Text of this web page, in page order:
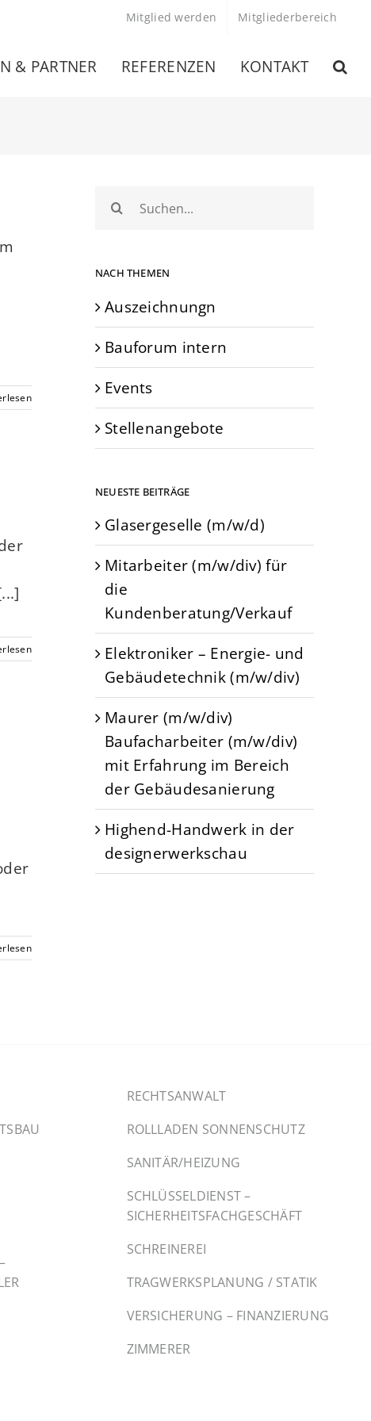
Mitglied werden Mitgliederbereich
& PARTNER REFERENZEN KONTAKT
Suche
nach:
NACH THEMEN
Auszeichnungn
Bauforum intern
Events
Stellenangebote
NEUESTE BEITRÄGE
Glasergeselle (m/w/d)
Mitarbeiter (m/w/div) für
die
Kundenberatung/Verkauf
Elektroniker – Energie- und
Gebäudetechnik (m/w/div)
Maurer (m/w/div)
Baufacharbeiter (m/w/div)
mit Erfahrung im Bereich
der Gebäudesanierung
Highend-Handwerk in der
designerwerkschau
RECHTSANWALT
ROLLLADEN SONNENSCHUTZ
SANITÄR/HEIZUNG
SCHLÜSSELDIENST –
SICHERHEITSFACHGESCHÄFT
SCHREINEREI
TRAGWERKSPLANUNG / STATIK
VERSICHERUNG – FINANZIERUNG
ZIMMERER